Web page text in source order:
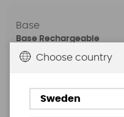
Base
Base Rechargeable
SUP Pump
Choose country
Sweden